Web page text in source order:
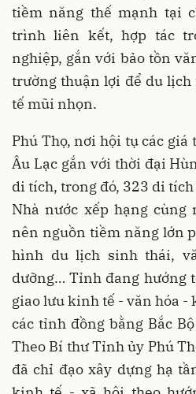
tiềm năng thế mạnh tại
trình liên kết, hợp tác
nghiệp, gắn với bảo tồn
trường thuận lợi để du
tế mũi nhọn.
Phú Thọ, nơi hội tụ các giá
Âu Lạc gắn với thời đại
di tích, trong đó, 323 di
Nhà nước xếp hạng cùng
nên nguồn tiềm năng lớn
hình du lịch sinh thái,
dưỡng… Tỉnh đang hướng
giao lưu kinh tế - văn hóa -
các tỉnh đồng bằng Bắc
Theo Bí thư Tỉnh ủy Phú
đã chỉ đạo xây dựng hạ